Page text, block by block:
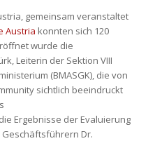
gemeinsam veranstaltet
Austria konnten sich 120
wurde die
Leiterin der Sektion VIII
(BMASGK), die von
sichtlich beeindruckt
Ergebnisse der Evaluierung
Dr.